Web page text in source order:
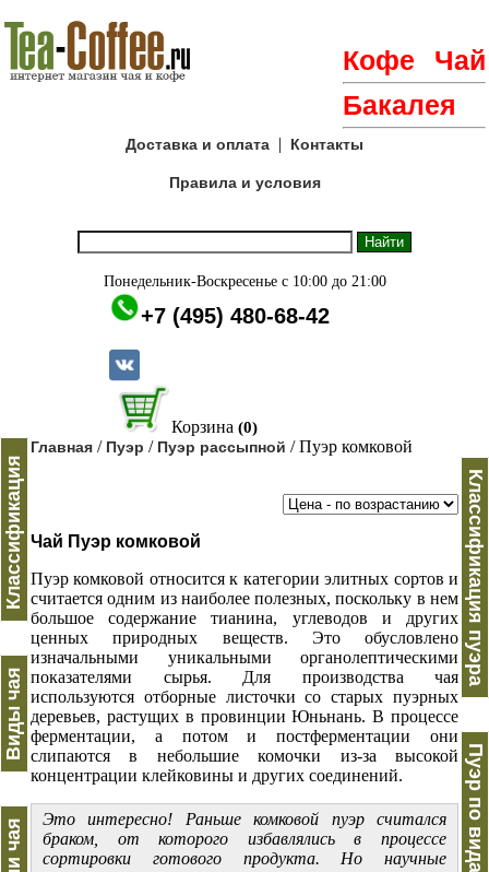
Кофе
Чай
Бакалея
Доставка и оплата | Контакты
Правила и условия
Понедельник-Воскресенье с 10:00 до 21:00
+7 (495) 480-68-42
Корзина (0)
Классификация
Виды чая
Главная / Пуэр / Пуэр рассыпной / Пуэр комковой
Чай Пуэр комковой
Пуэр комковой относится к категории элитных сортов и
считается одним из наиболее полезных, поскольку в нем
большое содержание тианина, углеводов и других
ценных природных веществ. Это обусловлено
изначальными уникальными органолептическими
показателями сырья. Для производства чая
используются отборные листочки со старых пуэрных
деревьев, растущих в провинции Юньнань. В процессе
ферментации, а потом и постферментации они
слипаются в небольшие комочки из-за высокой
концентрации клейковины и других соединений.
Это интересно! Раньшекомковой пуэр считался
браком, от которого избавлялись в процессе
сортировки готового продукта. Но научные
Классификация пуэра
Пуэр по видам